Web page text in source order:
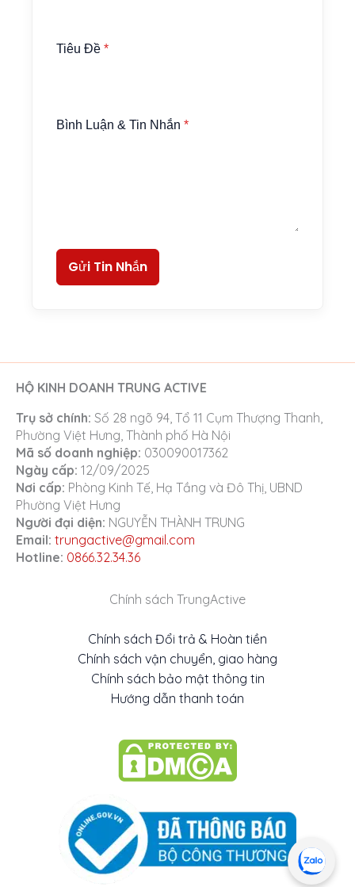
Tiêu Đề *
Bình Luận & Tin Nhắn *
Gửi Tin Nhắn
HỘ KINH DOANH TRUNG ACTIVE
Trụ sở chính: Số 28 ngõ 94, Tổ 11 Cụm Thượng Thanh,
Phường Việt Hưng, Thành phố Hà Nội
Mã số doanh nghiệp: 030090017362
Ngày cấp: 12/09/2025
Nơi cấp: Phòng Kinh Tế, Hạ Tầng và Đô Thị, UBND
Phường Việt Hưng
Người đại diện: NGUYỄN THÀNH TRUNG
Email: trungactive@gmail.com
Hotline: 0866.32.34.36
Chính sách TrungActive
Chính sách Đổi trả & Hoàn tiền
Chính sách vận chuyển, giao hàng
Chính sách bảo mật thông tin
Hướng dẫn thanh toán